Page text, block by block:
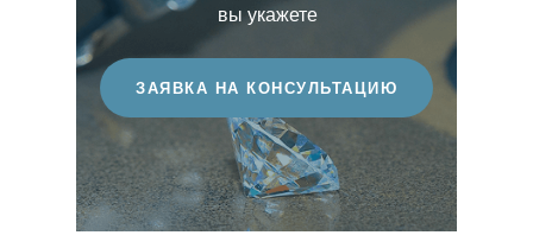
ЗАЯВКА НА КОНСУЛЬТАЦИЮ
вы укажете